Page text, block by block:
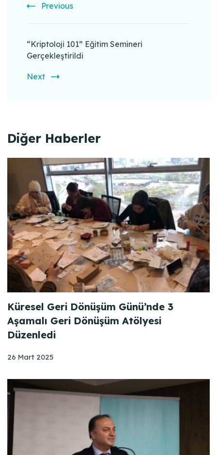
Previous
“Kriptoloji 101” Eğitim Semineri
Gerçekleştirildi
Next
Diğer Haberler
Küresel Geri Dönüşüm Günü’nde 3
Aşamalı Geri Dönüşüm Atölyesi
Düzenledi
26 Mart 2025